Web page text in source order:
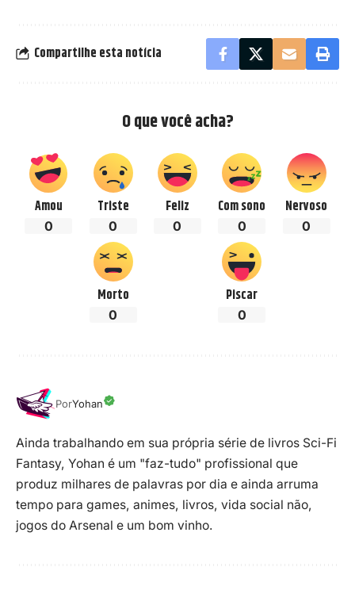
Compartilhe esta notícia
O que você acha?
Amou
0
Triste
0
Feliz
0
Com sono
0
Nervoso
0
Morto
0
Piscar
0
PorYohan
Ainda trabalhando em sua própria série de livros Sci-Fi
Fantasy, Yohan é um "faz-tudo" profissional que
produz milhares de palavras por dia e ainda arruma
tempo para games, animes, livros, vida social não,
jogos do Arsenal e um bom vinho.